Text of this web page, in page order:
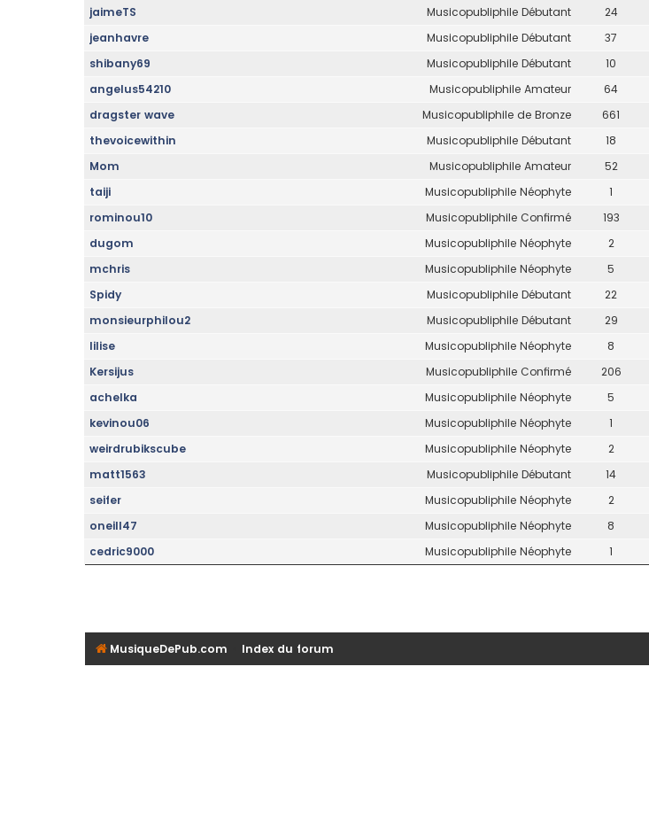
Musicopubliphile Débutant
jaimeTS 24
Musicopubliphile Débutant
jeanhavre 37
Musicopubliphile Débutant
shibany69 10
Musicopubliphile Amateur
angelus54210 64
Musicopubliphile de Bronze
dragster wave 661
Musicopubliphile Débutant
thevoicewithin 18
Musicopubliphile Amateur
Mom 52
Musicopubliphile Néophyte
taiji 1
Musicopubliphile Confirmé
rominou10 193
Musicopubliphile Néophyte
dugom 2
Musicopubliphile Néophyte
mchris 5
Musicopubliphile Débutant
Spidy 22
Musicopubliphile Débutant
monsieurphilou2 29
Musicopubliphile Néophyte
lilise 8
Musicopubliphile Confirmé
Kersijus 206
Musicopubliphile Néophyte
achelka 5
Musicopubliphile Néophyte
kevinou06 1
Musicopubliphile Néophyte
weirdrubikscube 2
Musicopubliphile Débutant
matt1563 14
Musicopubliphile Néophyte
seifer 2
Musicopubliphile Néophyte
oneill47 8
Musicopubliphile Néophyte
cedric9000 1
MusiqueDePub.com Index du forum